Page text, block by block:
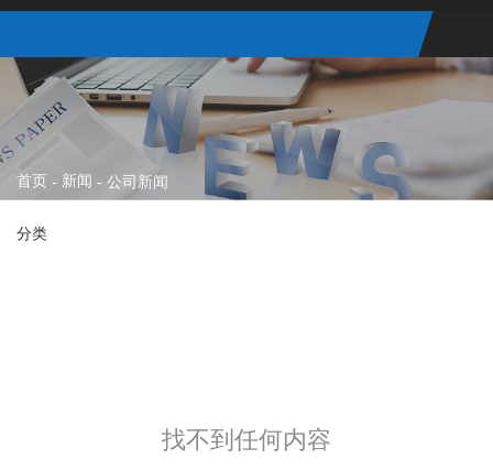
首页 - 新闻 - 公司新闻
分类
找不到任何内容